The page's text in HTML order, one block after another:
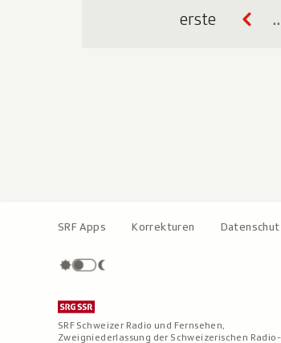
erste
SRF Apps Korrekturen
SRF Schweizer Radio und Fernsehen,
Zweigniederlassung der Schweizerischen